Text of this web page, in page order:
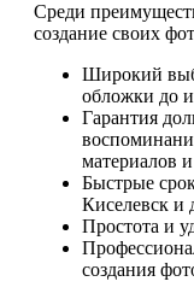
Среди
создание своих
Широкий
обложки до
Гарантия
материалов
Быстрые
Киселевск и
Простота и
создания